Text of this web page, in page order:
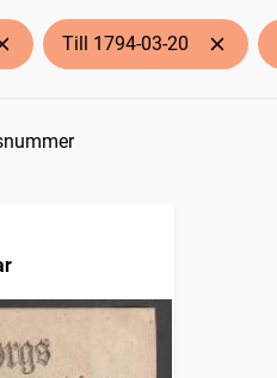
Till 1794-03-20